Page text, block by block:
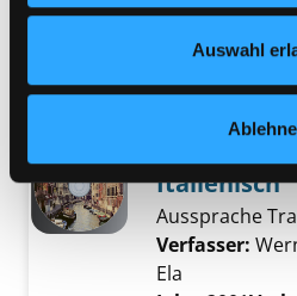
Auswahl
Italienisch
schnell,
Verlag:digital
Italienisch
Aussprache
Verfasser:
Ela